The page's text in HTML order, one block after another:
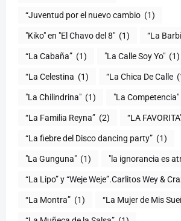
“Juventud por el nuevo cambio (1)
"Kiko" en "El Chavo del 8" (1) “La
“La Cabaña” (1) "La Calle Soy Yo" (1)
“La Celestina (1) “La Chica De Calle
"La Chilindrina" (1) "La Competencia"
“La Familia Reyna” (2) “LA
“La fiebre del Disco dancing party” (1)
(1) "la ignorancia es
“La Lipo” y “Weje Weje”.Carlitos Wey &
“La Montra” (1) “La Mujer de Mis